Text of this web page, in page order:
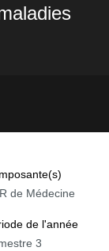
de Médecine
de l'année
3